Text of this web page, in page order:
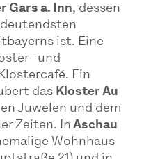
Gars a. Inn, dessen
ist. Eine
und
Ein
das Kloster Au
Juwelen und dem
Zeiten. In Aschau
Wohnhaus